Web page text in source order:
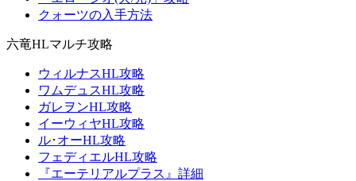
クォーツの入手方法
六竜HLマルチ攻略
ウィルナスHL攻略
ワムデュスHL攻略
ガレヲンHL攻略
イーウィヤHL攻略
ル･オーHL攻略
フェディエルHL攻略
『エーテリアルプラス』詳細